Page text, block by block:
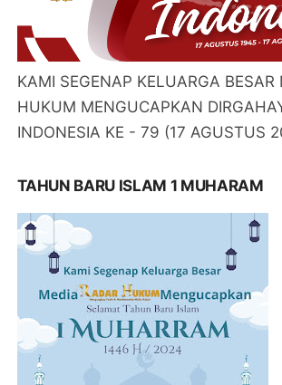
KAMI SEGENAP KELUARGA BESAR
HUKUM MENGUCAPKAN
INDONESIA KE - 79 (17 AGUSTUS
TAHUN BARU ISLAM 1 MUHARAM